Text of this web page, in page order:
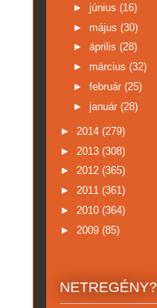
► június (16)
► május (30)
► április (28)
► március (32)
► február (25)
► január (28)
► 2014 (279)
► 2013 (308)
► 2012 (365)
► 2011 (361)
► 2010 (364)
► 2009 (85)